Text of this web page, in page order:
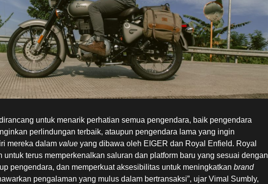
untuk menarik perhatian semua pengendara, baik pengendara
perlindungan terbaik, ataupun pengendara lama yang ingin
mereka dalam value yang dibawa oleh EIGER dan Royal Enfield. Royal
untuk terus memperkenalkan saluran dan platform baru yang sesuai dengan
pengendara, dan memperkuat aksesibilitas untuk meningkatkan brand
pengalaman yang mulus dalam bertransaksi”, ujar Vimal Sumbly,